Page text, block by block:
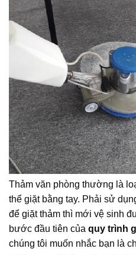
Thảm văn phòng thường là
thể giặt bằng tay. Phải sử
để giặt thảm thì mới vệ sinh
bước đầu tiên của quy trình
chúng tôi muốn nhắc bạn là